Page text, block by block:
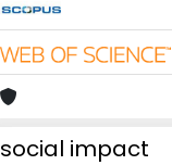
social impact